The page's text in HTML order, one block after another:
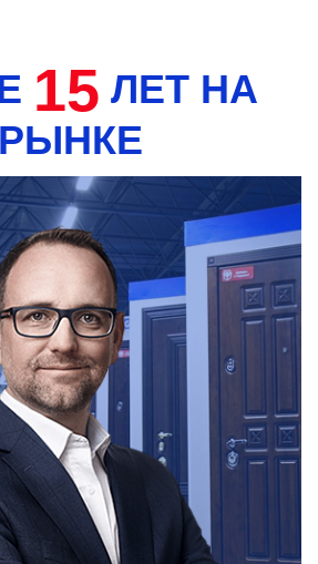
15 ЛЕТ НА
РЫНКЕ